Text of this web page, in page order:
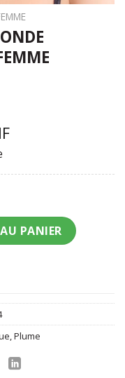
charleston femme
PANIER
,Plume